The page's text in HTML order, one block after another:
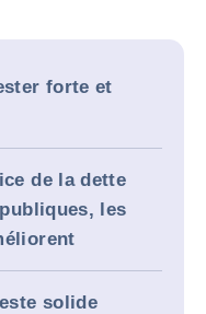
forte et
de la dette
les
solide